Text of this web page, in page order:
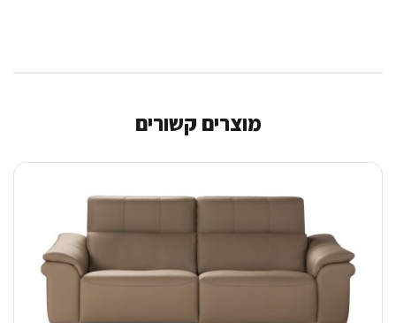
מוצרים קשורים